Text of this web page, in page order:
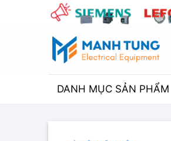
DANH MỤC SẢN PHẨM